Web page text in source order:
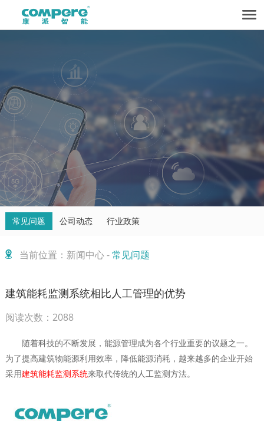
常见问题 公司动态 行业政策
当前位置：新闻中心 -常见问题
建筑能耗监测系统相比人工管理的优势
阅读次数：2088
随着科技的不断发展，能源管理成为各个行业重要的议题之一。
为了提高建筑物能源利用效率，降低能源消耗，越来越多的企业开始
采用建筑能耗监测系统来取代传统的人工监测方法。